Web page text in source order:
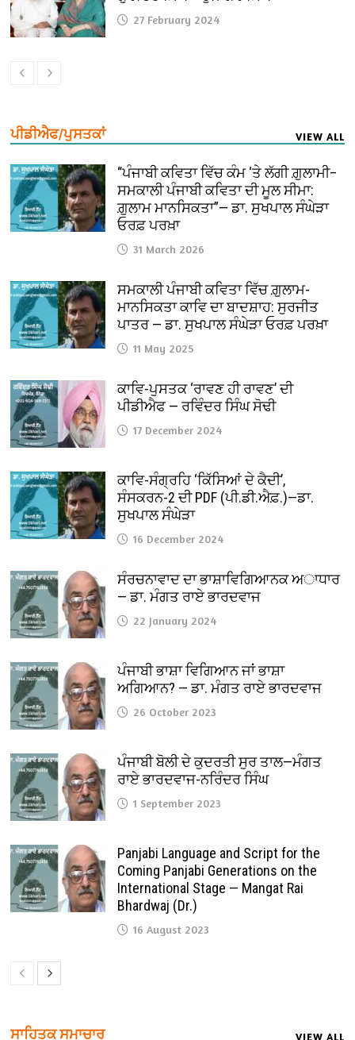
27 February 2024
ਪੀਡੀਐਫ/ਪੁਸਤਕਾਂ VIEW ALL
“ਪੰਜਾਬੀ ਕਵਿਤਾ ਵਿੱਚ ਕੰਮ ‘ਤੇ ਲੱਗੀ ਗ਼ੁਲਾਮੀ–
ਸਮਕਾਲੀ ਪੰਜਾਬੀ ਕਵਿਤਾ ਦੀ ਮੂਲ ਸੀਮਾ:
ਗ਼ੁਲਾਮ ਮਾਨਸਿਕਤਾ”— ਡਾ. ਸੁਖਪਾਲ ਸੰਘੇੜਾ
ਓਰਫ਼ ਪਰਖ਼ਾ
31 March 2026
ਸਮਕਾਲੀ ਪੰਜਾਬੀ ਕਵਿਤਾ ਵਿੱਚ ਗ਼ੁਲਾਮ-
ਮਾਨਸਿਕਤਾ ਕਾਵਿ ਦਾ ਬਾਦਸ਼ਾਹ: ਸੁਰਜੀਤ
ਪਾਤਰ — ਡਾ. ਸੁਖਪਾਲ ਸੰਘੇੜਾ ਓਰਫ਼ ਪਰਖ਼ਾ
11 May 2025
ਕਾਵਿ-ਪੁਸਤਕ ‘ਰਾਵਣ ਹੀ ਰਾਵਣ’ ਦੀ
ਪੀਡੀਐਫ — ਰਵਿੰਦਰ ਸਿੰਘ ਸੋਢੀ
17 December 2024
ਕਾਵਿ-ਸੰਗ੍ਰਹਿ ‘ਕਿੱਸਿਆਂ ਦੇ ਕੈਦੀ’,
ਸੰਸਕਰਨ-2 ਦੀ PDF (ਪੀ.ਡੀ.ਐਫ਼.)—ਡਾ.
ਸੁਖਪਾਲ ਸੰਘੇੜਾ
16 December 2024
ਸੰਰਚਨਾਵਾਦ ਦਾ ਭਾਸ਼ਾਵਿਗਿਆਨਕ ਅਾਧਾਰ
— ਡਾ. ਮੰਗਤ ਰਾਏ ਭਾਰਦਵਾਜ
22 January 2024
ਪੰਜਾਬੀ ਭਾਸ਼ਾ ਵਿਗਿਆਨ ਜਾਂ ਭਾਸ਼ਾ
ਅਗਿਆਨ? — ਡਾ. ਮੰਗਤ ਰਾਏ ਭਾਰਦਵਾਜ
26 October 2023
ਪੰਜਾਬੀ ਬੋਲੀ ਦੇ ਕੁਦਰਤੀ ਸੁਰ ਤਾਲ—ਮੰਗਤ
ਰਾਏ ਭਾਰਦਵਾਜ-ਨਰਿੰਦਰ ਸਿੰਘ
1 September 2023
Panjabi Language and Script for the
Coming Panjabi Generations on the
International Stage — Mangat Rai
Bhardwaj (Dr.)
16 August 2023
ਸਾਹਿਤਕ ਸਮਾਚਾਰ VIEW ALL